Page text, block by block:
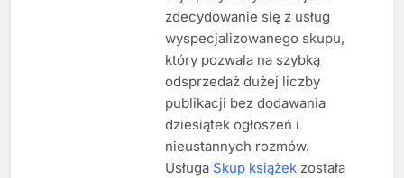
zdecydowanie się z usług
wyspecjalizowanego skupu,
który pozwala na szybką
odsprzedaż dużej liczby
publikacji bez dodawania
dziesiątek ogłoszeń i
nieustannych rozmów.
Usługa Skup książekzostała